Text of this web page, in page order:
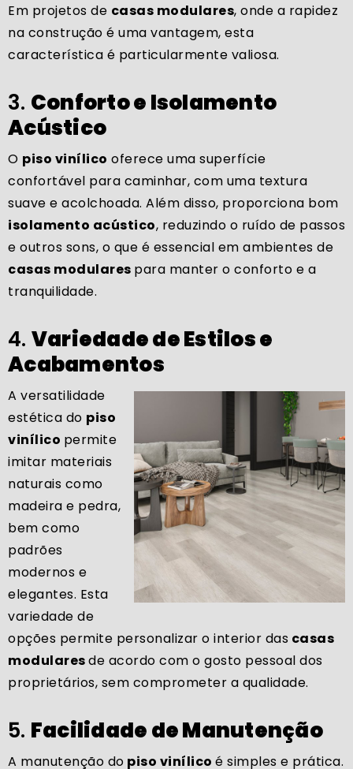
Em projetos de casas modulares, onde a rapidez
na construção é uma vantagem, esta
característica é particularmente valiosa.
3. Conforto e Isolamento
Acústico
O piso vinílico oferece uma superfície
confortável para caminhar, com uma textura
suave e acolchoada. Além disso, proporciona bom
isolamento acústico, reduzindo o ruído de passos
e outros sons, o que é essencial em ambientes de
casas modulares para manter o conforto e a
tranquilidade.
4. Variedade de Estilos e
Acabamentos
A versatilidade
estética do piso
vinílico permite
imitar materiais
naturais como
madeira e pedra,
bem como
padrões
modernos e
elegantes. Esta
variedade de
opções permite personalizar o interior das casas
modularesde acordo com o gosto pessoal dos
proprietários, sem comprometer a qualidade.
5. Facilidade de Manutenção
A manutenção do piso vinílico é simples e prática.